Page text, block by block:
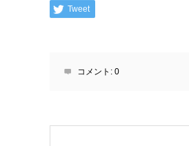
Tweet
コメント: 0